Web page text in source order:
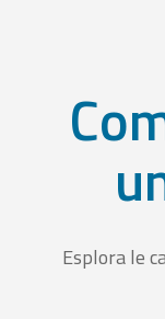
Esplora le